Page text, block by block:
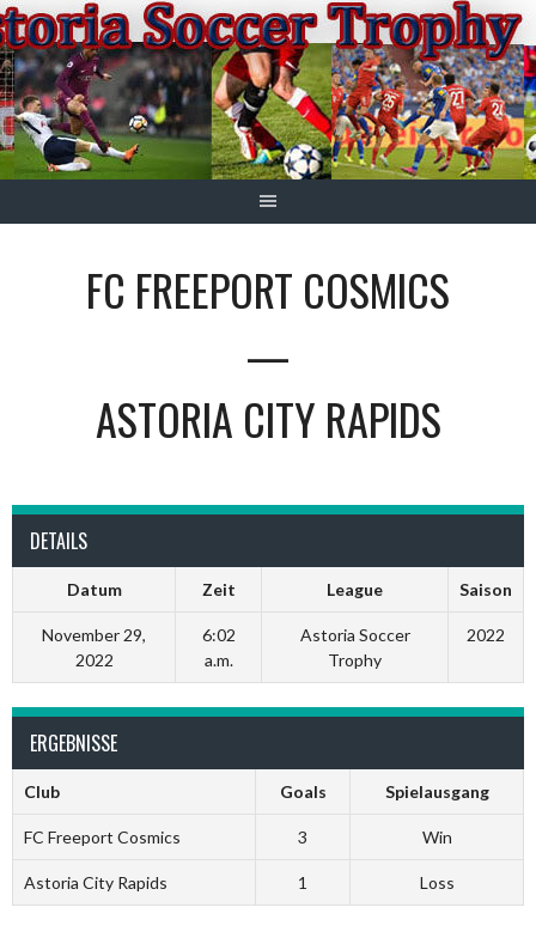
Springe
zum
Inhalt
FC FREEPORT COSMICS
—
ASTORIA CITY RAPIDS
DETAILS
Datum Zeit League Saison
November 29,
2022
6:02
a.m.
Astoria Soccer
Trophy
2022
ERGEBNISSE
Club Goals Spielausgang
FC Freeport Cosmics 3 Win
Astoria City Rapids 1 Loss